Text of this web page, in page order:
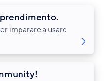
imparare a usare